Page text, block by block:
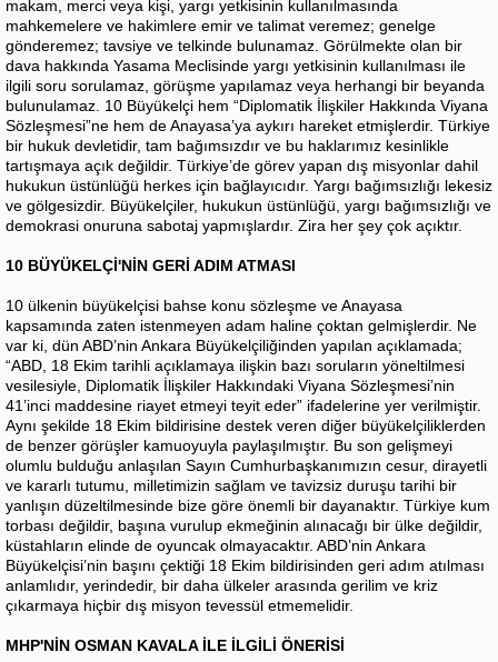
makam, merci veya kişi, yargı yetkisinin kullanılmasında
mahkemelere ve hakimlere emir ve talimat veremez; genelge
gönderemez; tavsiye ve telkinde bulunamaz. Görülmekte olan bir
dava hakkında Yasama Meclisinde yargı yetkisinin kullanılması ile
ilgili soru sorulamaz, görüşme yapılamaz veya herhangi bir beyanda
bulunulamaz. 10 Büyükelçi hem “Diplomatik İlişkiler Hakkında Viyana
Sözleşmesi”ne hem de Anayasa’ya aykırı hareket etmişlerdir. Türkiye
bir hukuk devletidir, tam bağımsızdır ve bu haklarımız kesinlikle
tartışmaya açık değildir. Türkiye’de görev yapan dış misyonlar dahil
hukukun üstünlüğü herkes için bağlayıcıdır. Yargı bağımsızlığı lekesiz
ve gölgesizdir. Büyükelçiler, hukukun üstünlüğü, yargı bağımsızlığı ve
demokrasi onuruna sabotaj yapmışlardır. Zira her şey çok açıktır.
10 BÜYÜKELÇİ'NİN GERİ ADIM ATMASI
10 ülkenin büyükelçisi bahse konu sözleşme ve Anayasa
kapsamında zaten istenmeyen adam haline çoktan gelmişlerdir. Ne
var ki, dün ABD’nin Ankara Büyükelçiliğinden yapılan açıklamada;
“ABD, 18 Ekim tarihli açıklamaya ilişkin bazı soruların yöneltilmesi
vesilesiyle, Diplomatik İlişkiler Hakkındaki Viyana Sözleşmesi’nin
41’inci maddesine riayet etmeyi teyit eder” ifadelerine yer verilmiştir.
Aynı şekilde 18 Ekim bildirisine destek veren diğer büyükelçiliklerden
de benzer görüşler kamuoyuyla paylaşılmıştır. Bu son gelişmeyi
olumlu bulduğu anlaşılan Sayın Cumhurbaşkanımızın cesur, dirayetli
ve kararlı tutumu, milletimizin sağlam ve tavizsiz duruşu tarihi bir
yanlışın düzeltilmesinde bize göre önemli bir dayanaktır. Türkiye kum
torbası değildir, başına vurulup ekmeğinin alınacağı bir ülke değildir,
küstahların elinde de oyuncak olmayacaktır. ABD’nin Ankara
Büyükelçisi’nin başını çektiği 18 Ekim bildirisinden geri adım atılması
anlamlıdır, yerindedir, bir daha ülkeler arasında gerilim ve kriz
çıkarmaya hiçbir dış misyon tevessül etmemelidir.
MHP'NİN OSMAN KAVALA İLE İLGİLİ ÖNERİSİ